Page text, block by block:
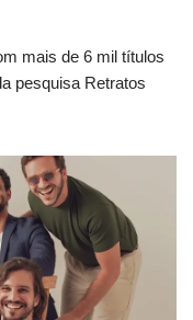
mais de 6 mil títulos
pesquisa Retratos